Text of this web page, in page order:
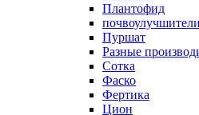
Плантофид
почвоулучшители
Пуршат
Разные
Сотка
Фаско
Фертика
Цион